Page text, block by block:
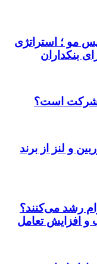
مو ؛ استراتژی
بنکداران
شرکت است؟
و لنز از برند
رشد می‌کنند؟
افزایش تعامل